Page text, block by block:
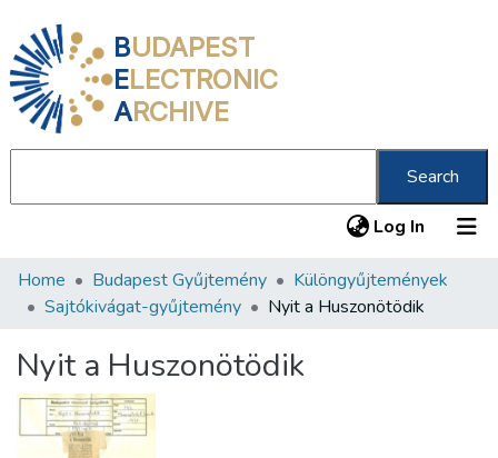
BUDAPEST
ELECTRONIC
ARCHIVE
Search
Log In (current)
Communities & Collections
Statistics
About us
Home Budapest Gyűjtemény
Különgyűjtemények
Sajtókivágat-gyűjtemény
Nyit a Huszonötödik
Nyit a Huszonötödik